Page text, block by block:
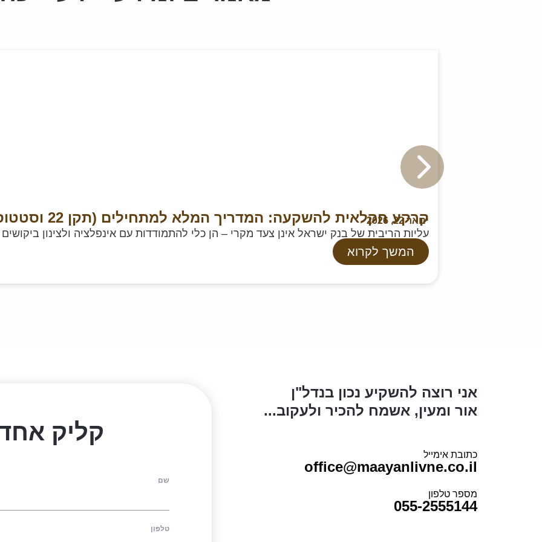
קרקע חקלאית להשקעה: המדריך המלא למתחילים (תקן 22 וסטטוסים)
ינואר 22, 2026
עליות הריבית של בנק ישראל אינן צעד מקרי – הן כלי להתמודדות עם אינפלציה ולצינון
המשך לקרוא
אני רוצה להשקיע נכון בנדל"ן
אור ומעין, אשמח להכיר ולעקוב...
כתובת אימייל
office@maayanlivne.co.il
מספר טלפון
055-2555144
קליק
שם
טלפון